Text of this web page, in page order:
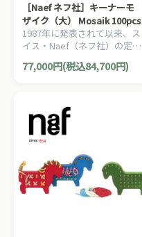
10,000〜30,000円 →
［Naef ネフ社］キーナーモ
ザイク（大） Mosaik 100pcs
1987年に発表されて以来、ス
イス・Naef（ネフ社）の定番
のおもちゃとして高い人気を
誇る木製モザイクキューブ
77,000円(税込84,700円)